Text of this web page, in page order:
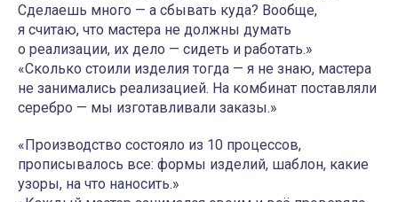
Сделаешь много — а сбывать куда? Вообще,
я считаю, что мастера не должны думать
о реализации, их дело — сидеть и работать.»
«Сколько стоили изделия тогда — я не знаю, мастера
не занимались реализацией. На комбинат поставляли
серебро — мы изготавливали заказы.»
«Производство состояло из 10 процессов,
прописывалось все: формы изделий, шаблон, какие
узоры, на что наносить.»